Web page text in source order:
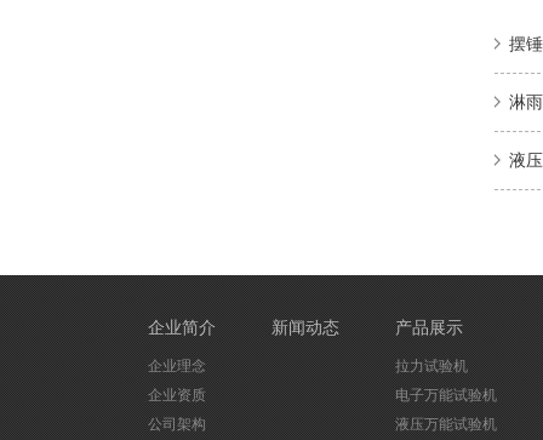
摆
淋
液
企业简介
企业理念
企业资质
公司架构
新闻动态 产品展示
拉力试验机
电子万能试验机
液压万能试验机